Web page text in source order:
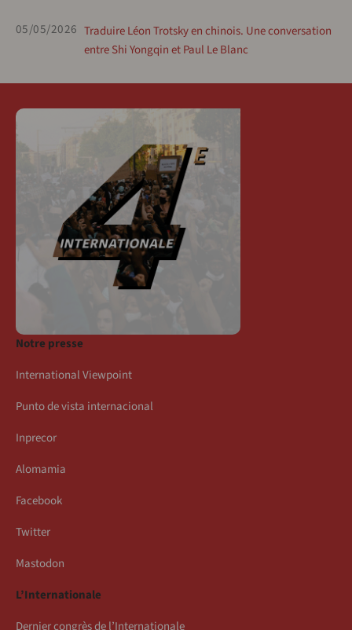
05/05/2026 Traduire Léon Trotsky en chinois. Une conversation
entre Shi Yongqin et Paul Le Blanc
Notre presse
International Viewpoint
Punto de vista internacional
Inprecor
Alomamia
Facebook
Twitter
Mastodon
L’Internationale
Dernier congrès de l’Internationale